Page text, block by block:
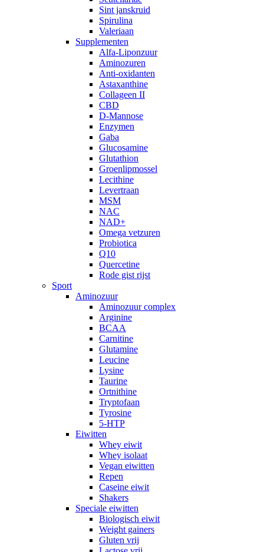
Sint janskruid
Spirulina
Valeriaan
Supplementen
Alfa-Liponzuur
Aminozuren
Anti-oxidanten
Astaxanthine
Collageen II
CBD
D-Mannose
Enzymen
Gaba
Glucosamine
Glutathion
Groenlipmossel
Lecithine
Levertraan
MSM
NAC
NAD+
Omega vetzuren
Probiotica
Q10
Quercetine
Rode gist rijst
Sport
Aminozuur
Aminozuur complex
Arginine
BCAA
Carnitine
Glutamine
Leucine
Lysine
Taurine
Ortnithine
Tryptofaan
Tyrosine
5-HTP
Eiwitten
Whey eiwit
Whey isolaat
Vegan eiwitten
Repen
Caseine eiwit
Shakers
Speciale eiwitten
Biologisch eiwit
Weight gainers
Gluten vrij